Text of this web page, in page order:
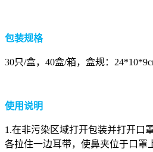
包装规格
30只/盒，40盒/箱，盒规：
使用说明
1.在非污染区域打开包装并打开口
各拉住一边耳带，使鼻夹位于口罩